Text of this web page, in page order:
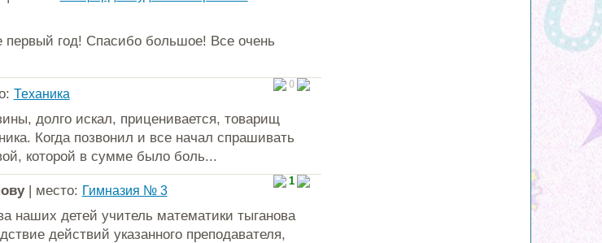
первый год! Спасибо большое! Все очень
0
Теханика
долго искал, приценивается, товарищ
Когда позвонил и все начал спрашивать
которой в сумме было боль...
1
| место: Гимназия № 3
наших детей учитель математики тыганова
действий указанного преподавателя,